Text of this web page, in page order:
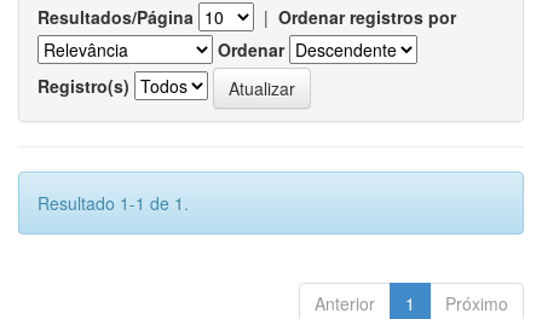
Resultados/Página | Ordenar registros por
Ordenar
Registro(s)
Resultado 1-1 de 1.
Anterior 1 Próximo